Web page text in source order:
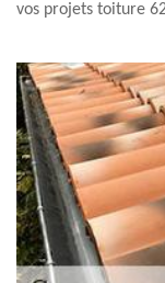
vos projets toiture